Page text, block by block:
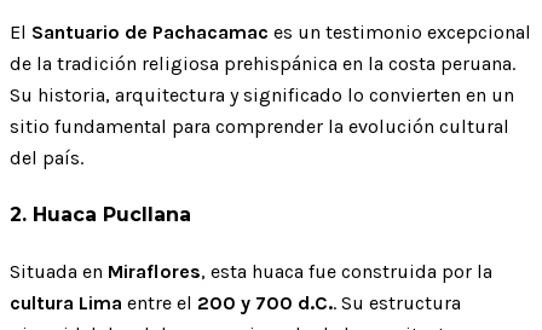
El Santuario de Pachacamac es un testimonio excepcional
de la tradición religiosa prehispánica en la costa peruana.
Su historia, arquitectura y significado lo convierten en un
sitio fundamental para comprender la evolución cultural
del país.
2. Huaca Pucllana
Situada en Miraflores, esta huaca fue construida por la
cultura Lima entre el 200 y 700 d.C.. Su estructura